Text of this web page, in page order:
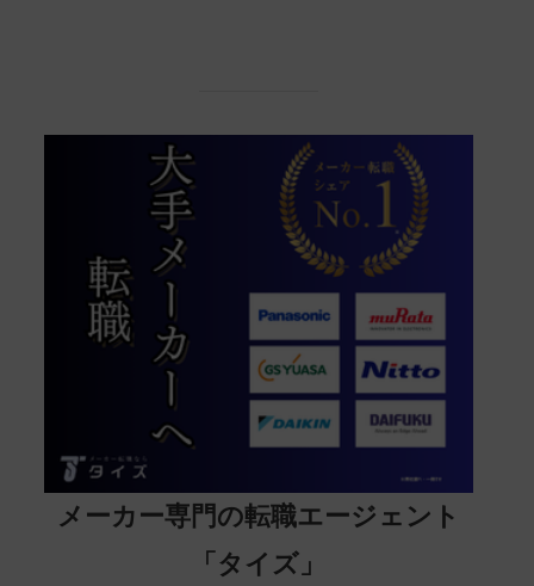
メーカー専門の転職エージェント
「タイズ」